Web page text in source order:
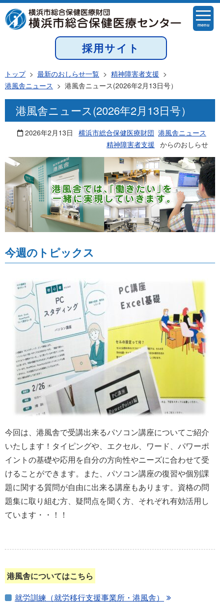
menu
採用サイト
トップ> 最新のおしらせ一覧 > 精神障害者支援 >
港風舎ニュース > 港風舎ニュース(2026年2月13日号）
港風舎ニュース(2026年2月13日号）
2026年2月13日 横浜市総合保健医療財団 港風舎ニュース
精神障害者支援 からのおしらせ
今週のトピックス
今回は、港風舎で受講出来るパソコン講座についてご紹介
いたします！タイピングや、エクセル、ワード、パワーポ
イントの基礎や応用を自分の方向性やニーズに合わせて受
けることができます。また、パソコン講座の復習や個別課
題に関する質問が自由に出来る講座もあります。資格の問
題集に取り組む方、疑問点を聞く方、それぞれ有効活用し
ています・・！！
港風舎についてはこちら
就労訓練（就労移行支援事業所・港風舎）